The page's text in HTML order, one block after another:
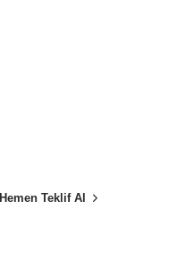
Hemen Teklif Al